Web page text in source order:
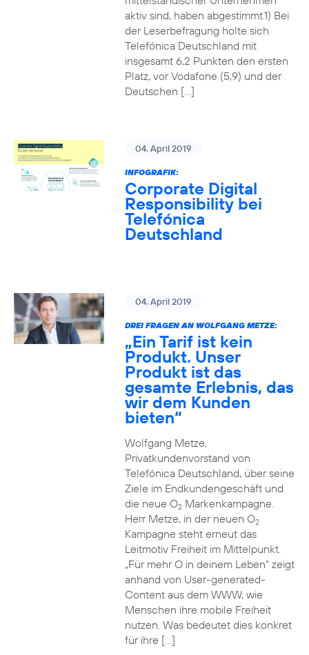
aktiv sind, haben abgestimmt.1) Bei
der Leserbefragung holte sich
Telefónica Deutschland mit
insgesamt 6,2 Punkten den ersten
Platz, vor Vodafone (5,9) und der
Deutschen […]
04. April 2019
INFOGRAFIK:
Corporate Digital
Responsibility bei
Telefónica
Deutschland
04. April 2019
DREI FRAGEN AN WOLFGANG METZE:
„Ein Tarif ist kein
Produkt. Unser
Produkt ist das
gesamte Erlebnis, das
wir dem Kunden
bieten“
Wolfgang Metze,
Privatkundenvorstand von
Telefónica Deutschland, über seine
Ziele im Endkundengeschäft und
die neue O2Markenkampagne.
Herr Metze, in der neuen O2
Kampagne steht erneut das
Leitmotiv Freiheit im Mittelpunkt.
„Für mehr O in deinem Leben“ zeigt
anhand von User-generated-
Content aus dem WWW, wie
Menschen ihre mobile Freiheit
nutzen. Was bedeutet dies konkret
für ihre […]